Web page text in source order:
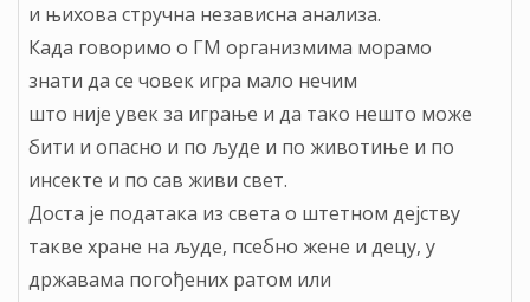
и њихова стручна независна анализа.
Када говоримо о ГМ организмима морамо
знати да се човек игра мало нечим
што није увек за играње и да тако нешто може
бити и опасно и по људе и по животиње и по
инсекте и по сав живи свет.
Доста је података из света о штетном дејству
такве хране на људе, псебно жене и децу, у
државама погођених ратом или